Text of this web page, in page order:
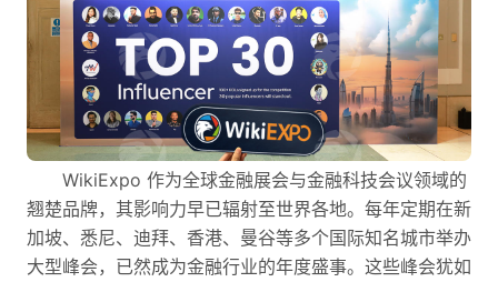
WikiExpo 作为全球金融展会与金融科技会议领域的
翘楚品牌，其影响力早已辐射至世界各地。每年定期在新
加坡、悉尼、迪拜、香港、曼谷等多个国际知名城市举办
大型峰会，已然成为金融行业的年度盛事。这些峰会犹如